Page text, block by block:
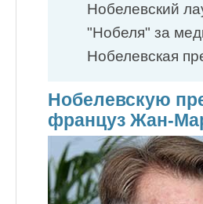
Нобелевский
"Нобеля" за
Нобелевская
Нобелевскую
француз Жан-